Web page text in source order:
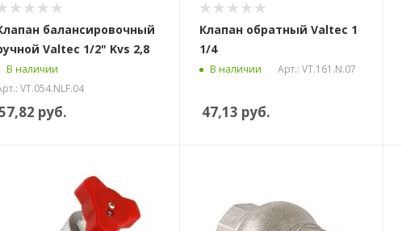
балансировочный
Valtec 1/2" Kvs 2,8
В наличии
VT.054.NLF.04
руб.
Клапан обратный Valtec 1
1/4
В наличии Арт.: VT.161.N.07
47,13 руб.